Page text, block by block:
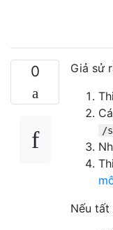
0
Giả sử
/
Nếu